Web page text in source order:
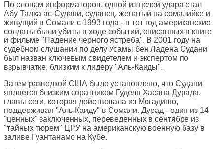
По словам информаторов, одной из целей удара стал
Абу Талха ас-Судани, суданец, женатый на сомалийке и
живущий в Сомали с 1993 года - в тот год американские
солдаты были убиты в ходе событий, описанных в книге
и фильме "Падение черного ястреба". В 2001 году на
судебном слушании по делу Усамы бен Ладена Судани
был назван ключевым свидетелем и экспертом по
взрывчатке, близким к лидеру "Аль-Каиды".
Затем разведкой США было установлено, что Судани
является близким соратником Гуделя Хасана Дурада,
главы сети, которая действовала из Могадишо,
поддерживая "Аль-Каиду" в Сомали. Дурад - один из 14
"ценных" заключенных, переведенных в сентябре из
"тайных тюрем" ЦРУ на американскую военную базу в
заливе Гуантанамо на Кубе.